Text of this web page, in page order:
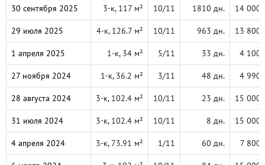
30 сентября 2025 3-к, 117 м² 10/11 1810 дн. 14 000
29 июля 2025 4-к, 126.7 м² 10/11 963 дн. 13 800
1 апреля 2025 1-к, 34 м² 5/11 33 дн. 4 100
27 ноября 2024 1-к, 36.2 м² 3/11 48 дн. 4 990
28 августа 2024 3-к, 102.4 м² 10/11 23 дн. 15 000
31 июля 2024 3-к, 102.4 м² 10/11 8 дн. 15 000
4 апреля 2024 3-к, 73.91 м² 1/11 60 дн. 7 800